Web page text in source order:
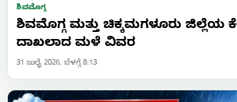
ಶಿವಮೊಗ್ಗ
ಶಿವಮೊಗ್ಗ ಮತ್ತು ಚಿಕ್ಕಮಗಳೂರು ಜಿಲ್ಲೆಯ
ದಾಖಲಾದ ಮಳೆ ವಿವರ
31 ಜುಲೈ 2026, ಬೆಳಗ್ಗೆ 8:13